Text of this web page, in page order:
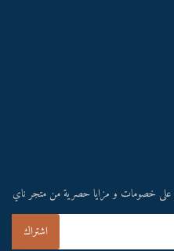
على خصومات و مزايا حصرية من متجر ناي